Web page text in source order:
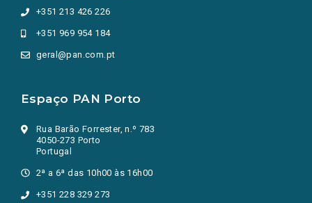
+351 213 426 226
+351 969 954 184
geral@pan.com.pt
Espaço PAN Porto
Rua Barão Forrester, n.º 783
4050-273 Porto
Portugal
2ª a 6ª das 10h00 às 16h00
+351 228 329 273